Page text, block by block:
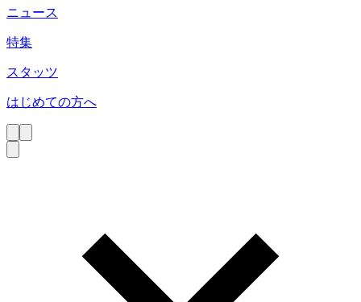
ニュース
特集
スタッツ
はじめての方へ